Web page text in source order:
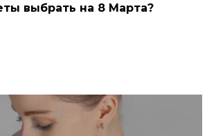
выбрать на 8 Марта?